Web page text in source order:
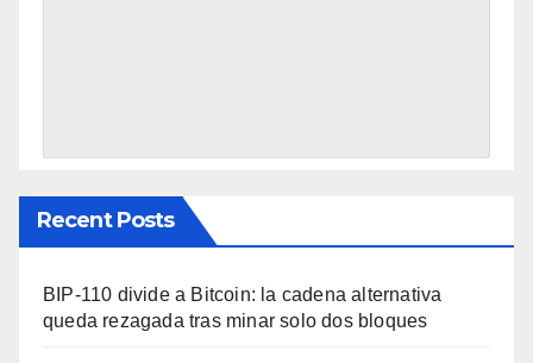
Recent Posts
BIP-110 divide a Bitcoin: la cadena alternativa
queda rezagada tras minar solo dos bloques